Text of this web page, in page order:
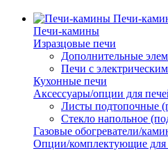
Печи-
Печи-камины
Изразцовые печи
Дополнительные
Печи с
Кухонные печи
Аксессуары/опции для
Листы подтопочные
Стекло напольное
Газовые обогреватели/
Опции/комплектующие для